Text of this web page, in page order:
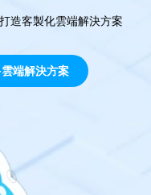
造客製化雲端解決方案
端解決方案